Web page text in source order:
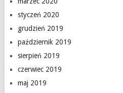
styczeń 2020
grudzień 2019
październik 2019
sierpień 2019
czerwiec 2019
maj 2019